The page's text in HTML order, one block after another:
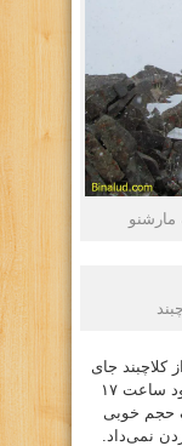
مارشنو
کلاچبند جای
مناسبی برای برپایی چادر وجود ندارد، حدود ساعت ۱۷
حجم خوبی
نمی‌داد.